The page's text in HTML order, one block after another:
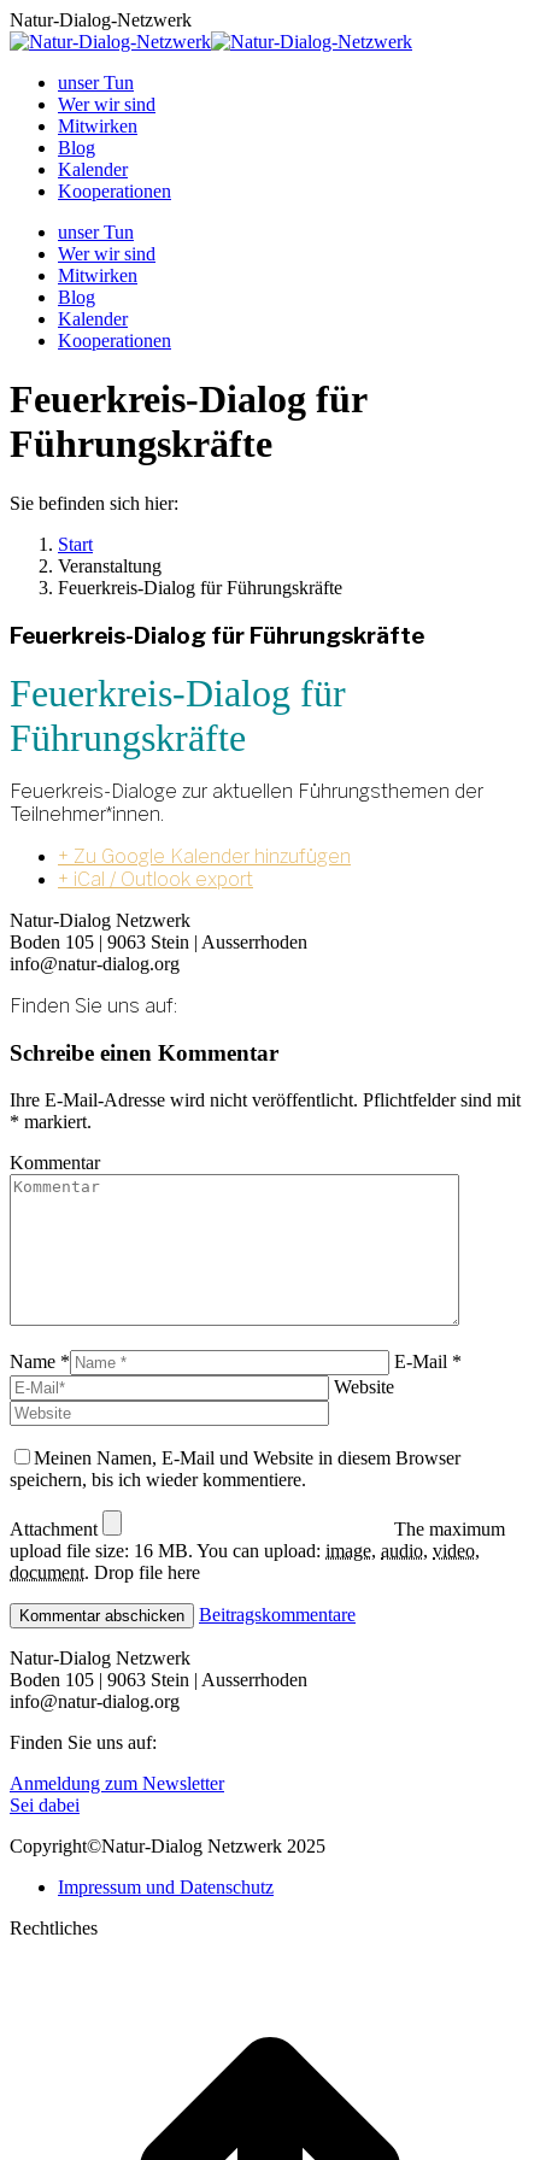
Zum
Inhalt
Natur-Dialog-Netzwerk
unser Tun
Wer wir sind
Mitwirken
Blog
Kalender
Kooperationen
unser Tun
Wer wir sind
Mitwirken
Blog
Kalender
Kooperationen
Feuerkreis-Dialog für
Führungskräfte
Sie befinden sich hier:
Start
Veranstaltung
Feuerkreis-Dialog für Führungskräfte
Feuerkreis-Dialog für Führungskräfte
Feuerkreis-Dialog für
Führungskräfte
Feuerkreis-Dialoge zur aktuellen Führungsthemen der
Teilnehmer*innen.
+ Zu Google Kalender hinzufügen
+ iCal / Outlook export
Natur-Dialog Netzwerk
Boden 105 | 9063 Stein | Ausserrhoden
info@natur-dialog.org
Finden Sie uns auf:
Linkedin
page
opens
in
new
window
E-
Mail
page
opens
new
window
Schreibe einen Kommentar
Ihre E-Mail-Adresse wird nicht veröffentlicht. Pflichtfelder sind mit
* markiert.
Kommentar
Name *
E-Mail *
Website
Meinen Namen, E-Mail und Website in diesem Browser
speichern, bis ich wieder kommentiere.
Attachment
The maximum
upload file size: 16 MB. You can upload: image, audio, video,
document. Drop file here
Beitragskommentare
Natur-Dialog Netzwerk
Boden 105 | 9063 Stein | Ausserrhoden
info@natur-dialog.org
Finden Sie uns auf:
Linkedin
page
in
window
E-
Mail
opens
new
Anmeldung zum Newsletter
Sei dabei
Copyright©Natur-Dialog Netzwerk 2025
Impressum und Datenschutz
Rechtliches